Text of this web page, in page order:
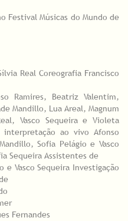
Festival Músicas do Mundo de
Real Coreografia Francisco
Ramires, Beatriz Valentim,
Mandillo, Lua Areal, Magnum
Vasco Sequeira e Violeta
interpretação ao vivo Afonso
Sofia Pelágio e Vasco
Sequeira Assistentes de
e Vasco Sequeira Investigação
Fernandes